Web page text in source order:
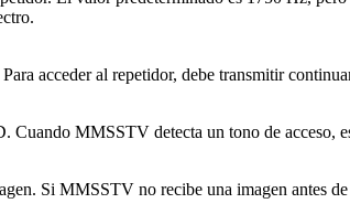
acceder al repetidor, debe transmitir
Cuando MMSSTV detecta un tono de
Si MMSSTV no recibe una imagen antes